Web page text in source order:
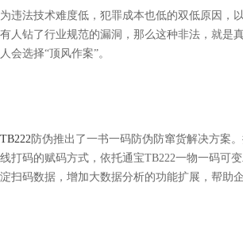
违法技术难度低，犯罪成本也低的双低原因，
人钻了行业规范的漏洞，那么这种非法，就是
会选择“顶风作案”。
防伪推出了一书一码防伪防窜货解决方案
打码的赋码方式，依托通宝TB222一物一码可
扫码数据，增加大数据分析的功能扩展，帮助